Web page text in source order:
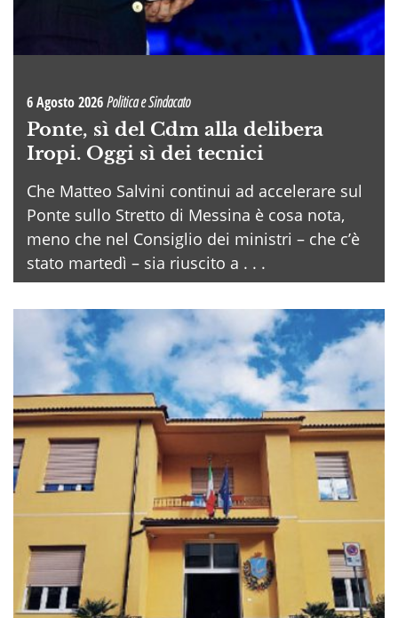
6 Agosto 2026Politica e Sindacato
Ponte, sì del Cdm alla delibera
Iropi. Oggi sì dei tecnici
Che Matteo Salvini continui ad accelerare sul
Ponte sullo Stretto di Messina è cosa nota,
meno che nel Consiglio dei ministri – che c’è
stato martedì – sia riuscito a . . .